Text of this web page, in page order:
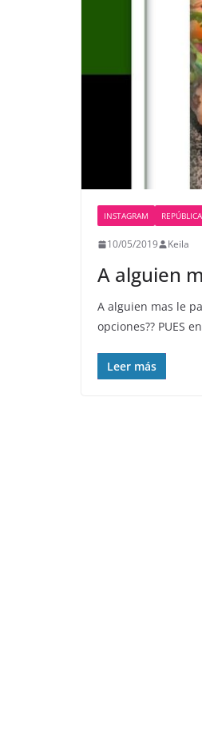
INSTAGRAM
10/05/2019 Keila
A alguien
A alguien mas le
opciones?? PUES en
Leer más